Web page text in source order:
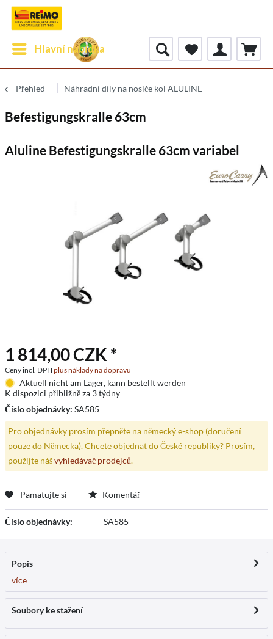
Hlavní nabídka
Přehled Náhradní díly na nosiče kol ALULINE
Befestigungskralle 63cm
Aluline Befestigungskralle 63cm variabel
1 814,00 CZK *
Ceny incl. DPH plus náklady na dopravu
Aktuell nicht am Lager, kann bestellt werden
K dispozici přibližně za 3 týdny
Číslo objednávky: SA585
Pro objednávky prosím přepněte na německý e-shop (doručení
pouze do Německa). Chcete objednat do České republiky? Prosím,
použijte nášvyhledávač prodejců.
Pamatujte si Komentář
Číslo objednávky: SA585
Popis
více
Soubory ke stažení